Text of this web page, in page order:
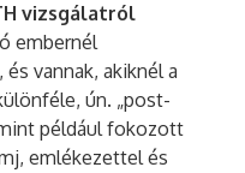
vizsgálatról
embernél
vannak, akiknél a
ún. „post-
például fokozott
emlékezettel és